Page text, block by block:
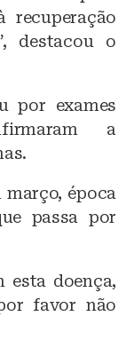
recuperação
destacou o
por exames
a
época
passa por
esta doença,
favor não